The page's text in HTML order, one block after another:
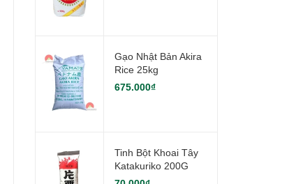
Gạo Nhật Bản Akira
Rice 25kg
675.000₫
Tinh Bột Khoai Tây
Katakuriko 200G